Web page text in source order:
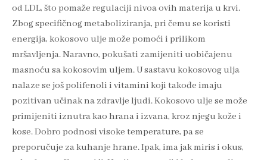
od LDL, što pomaže regulaciji nivoa ovih materija u krvi.
Zbog specifičnog metaboliziranja, pri čemu se koristi
energija, kokosovo ulje može pomoći i prilikom
mršavljenja. Naravno, pokušati zamijeniti uobičajenu
masnoću sa kokosovim uljem. U sastavu kokosovog ulja
nalaze se još polifenoli i vitamini koji takođe imaju
pozitivan učinak na zdravlje ljudi. Kokosovo ulje se može
primijeniti iznutra kao hrana i izvana, kroz njegu kože i
kose. Dobro podnosi visoke temperature, pa se
preporučuje za kuhanje hrane. Ipak, ima jak miris i okus,